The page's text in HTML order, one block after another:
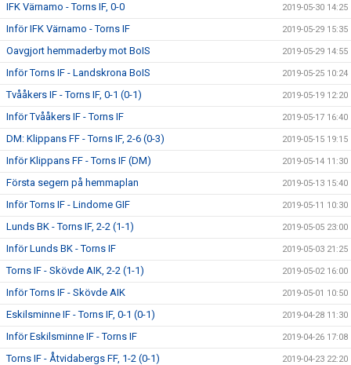
IFK Värnamo - Torns IF, 0-0 2019-05-30 14:25
Inför IFK Värnamo - Torns IF 2019-05-29 15:35
Oavgjort hemmaderby mot BoIS 2019-05-29 14:55
Inför Torns IF - Landskrona BoIS 2019-05-25 10:24
Tvååkers IF - Torns IF, 0-1 (0-1) 2019-05-19 12:20
Inför Tvååkers IF - Torns IF 2019-05-17 16:40
DM: Klippans FF - Torns IF, 2-6 (0-3) 2019-05-15 19:15
Inför Klippans FF - Torns IF (DM) 2019-05-14 11:30
Första segern på hemmaplan 2019-05-13 15:40
Inför Torns IF - Lindome GIF 2019-05-11 10:30
Lunds BK - Torns IF, 2-2 (1-1) 2019-05-05 23:00
Inför Lunds BK - Torns IF 2019-05-03 21:25
Torns IF - Skövde AIK, 2-2 (1-1) 2019-05-02 16:00
Inför Torns IF - Skövde AIK 2019-05-01 10:50
Eskilsminne IF - Torns IF, 0-1 (0-1) 2019-04-28 11:30
Inför Eskilsminne IF - Torns IF 2019-04-26 17:08
Torns IF - Åtvidabergs FF, 1-2 (0-1) 2019-04-23 22:20